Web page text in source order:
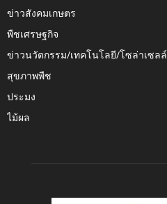
ข่าวสังคมเกษตร
พืชเศรษฐกิจ
ข่าวนวัตกรรม/เทคโนโลยี/โซล่าเซลล์
สุขภาพพืช
ประมง
ไม้ผล